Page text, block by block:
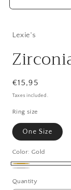
Lexie's
Regular
price
€15,95
Taxes included.
Ring size
One Size
Color: Gold
Gold
Quantity